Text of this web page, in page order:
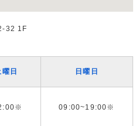
32 1F
日 日曜日
09:00~19:00※